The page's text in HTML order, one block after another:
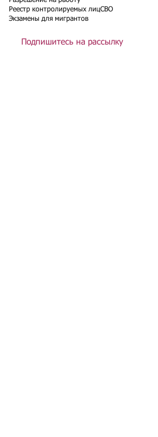
Реестр контролируемых лицСВО
Экзамены для мигрантов
Подпишитесь на рассылку